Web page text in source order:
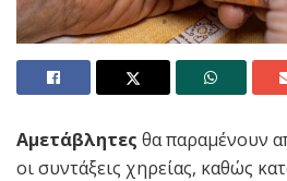
Αμετάβλητες θα παραμένουν
οι συντάξεις χηρείας, καθώς